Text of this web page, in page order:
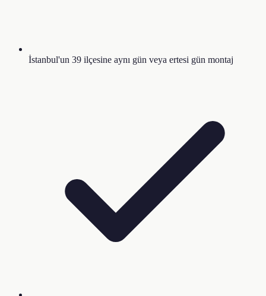
İstanbul'un 39 ilçesine aynı gün veya ertesi gün montaj